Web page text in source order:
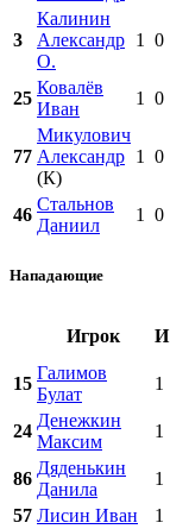
3
Калинин
Александр
О.
1 0
25
Ковалёв
Иван
1 0
77
Микулович
Александр
(К)
1 0
46
Стальнов
Даниил
1 0
Нападающие
Игрок И
15
Галимов
Булат
1
24
Денежкин
Максим
1
86
Дяденькин
Данила
1
57 Лисин Иван 1